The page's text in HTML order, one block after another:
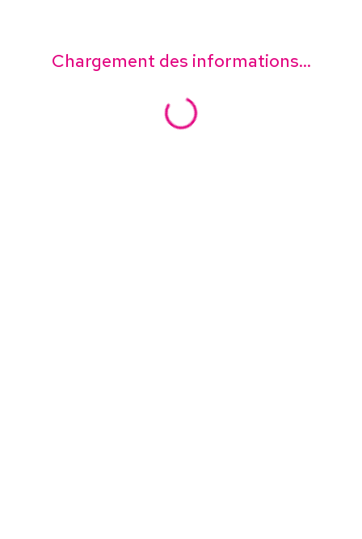
Chargement des informations...